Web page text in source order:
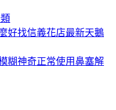
好找信義花店最新天鵝
糊神奇正常使用鼻塞解